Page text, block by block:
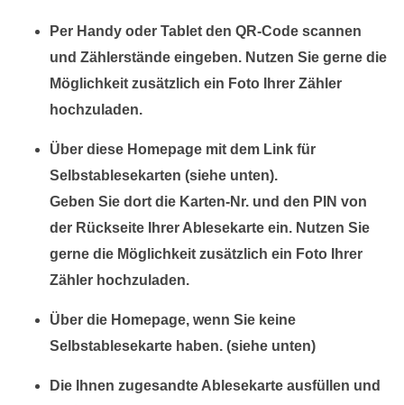
Per Handy oder Tablet den QR-Code scannen
und Zählerstände eingeben. Nutzen Sie gerne die
Möglichkeit zusätzlich ein Foto Ihrer Zähler
hochzuladen.
Über diese Homepage mit dem Link für
Selbstablesekarten (siehe unten).
Geben Sie dort die Karten-Nr. und den PIN von
der Rückseite Ihrer Ablesekarte ein. Nutzen Sie
gerne die Möglichkeit zusätzlich ein Foto Ihrer
Zähler hochzuladen.
Über die Homepage, wenn Sie keine
Selbstablesekarte haben. (siehe unten)
Die Ihnen zugesandte Ablesekarte ausfüllen und